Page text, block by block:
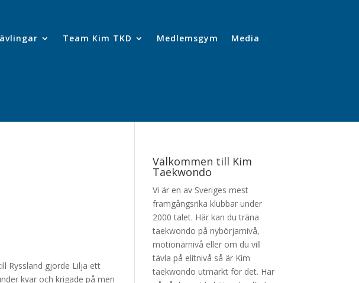
Team Kim TKD Medlemsgym Media
Ryssland gjorde Lilja ett
kvar och krigade på men
Välkommen till Kim
Taekwondo
Vi är en av Sveriges mest
framgångsrika klubbar under
2000 talet. Här kan du träna
taekwondo på nybörjarnivå,
motionärnivå eller om du vill
tävla på elitnivå så är Kim
taekwondo utmärkt för det. Här